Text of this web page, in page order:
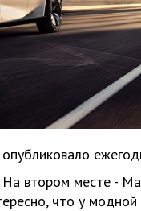
втором месте -
что у